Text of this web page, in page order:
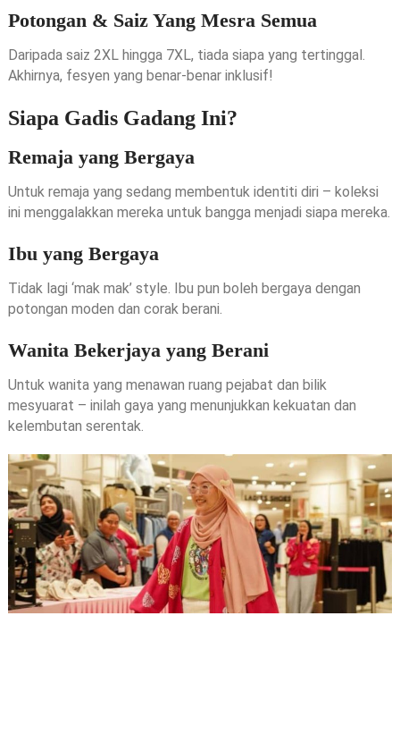
Potongan & Saiz Yang Mesra Semua
Daripada saiz 2XL hingga 7XL, tiada siapa yang tertinggal.
Akhirnya, fesyen yang benar-benar inklusif!
Siapa Gadis Gadang Ini?
Remaja yang Bergaya
Untuk remaja yang sedang membentuk identiti diri – koleksi
ini menggalakkan mereka untuk bangga menjadi siapa mereka.
Ibu yang Bergaya
Tidak lagi ‘mak mak’ style. Ibu pun boleh bergaya dengan
potongan moden dan corak berani.
Wanita Bekerjaya yang Berani
Untuk wanita yang menawan ruang pejabat dan bilik
mesyuarat – inilah gaya yang menunjukkan kekuatan dan
kelembutan serentak.